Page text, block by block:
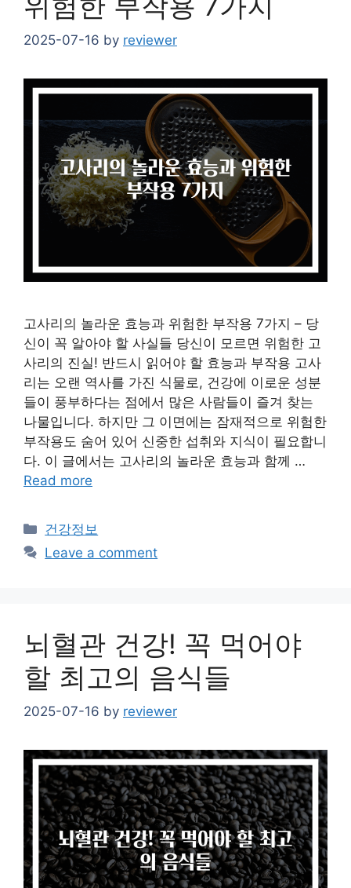
2025-07-16 by reviewer
고사리의 놀라운 효능과 위험한 부작용 7가지 – 당
신이 꼭 알아야 할 사실들 당신이 모르면 위험한 고
사리의 진실! 반드시 읽어야 할 효능과 부작용 고사
리는 오랜 역사를 가진 식물로, 건강에 이로운 성분
들이 풍부하다는 점에서 많은 사람들이 즐겨 찾는
나물입니다. 하지만 그 이면에는 잠재적으로 위험한
부작용도 숨어 있어 신중한 섭취와 지식이 필요합니
다. 이 글에서는 고사리의 놀라운 효능과 함께 …
Read more
Categories
건강정보
Leave a comment
뇌혈관 건강! 꼭 먹어야
할 최고의 음식들
2025-07-16 by reviewer